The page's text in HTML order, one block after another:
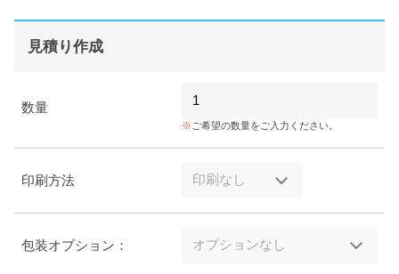
見積り作成
数量
ご希望の数量をご入力ください。
印刷方法
包装オプション：